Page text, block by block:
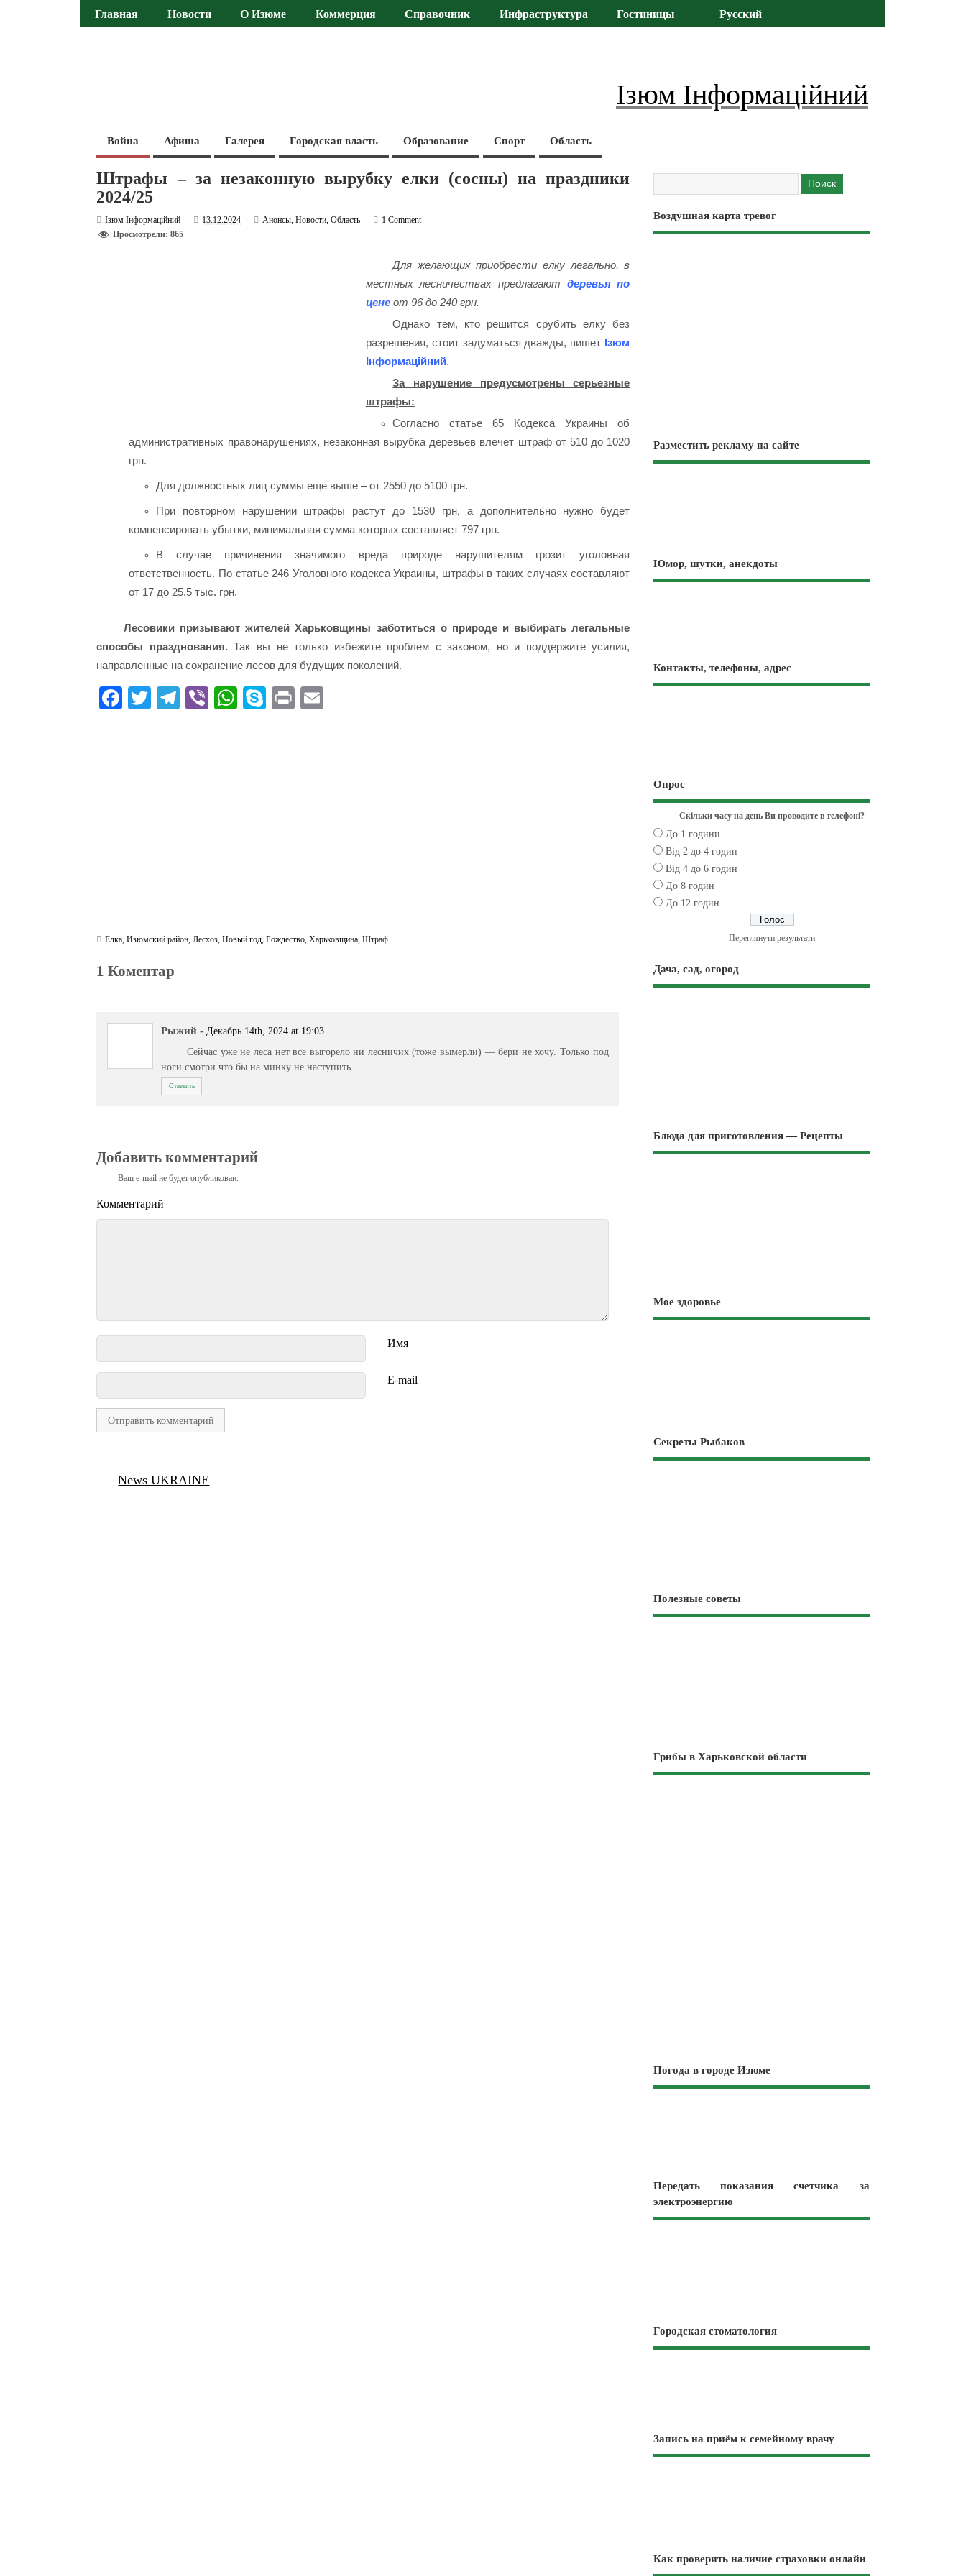
Главная Новости О Изюме Коммерция Справочник Инфраструктура Гостиницы Русский
Ізюм Інформаційний
Война Афиша Галерея Городская власть Образование Спорт Область
Штрафы – за незаконную вырубку елки (сосны) на праздники
2024/25
Ізюм Інформаційний 13.12.2024 Анонсы,Новости,Область
1 Comment
Просмотрели: 865
Для желающих приобрести елку легально, в
местных лесничествах предлагают деревья по
ценеот 96 до 240 грн.
Однако тем, кто решится срубить елку без
разрешения, стоит задуматься дважды, пишет Ізюм
Інформаційний.
За нарушение предусмотрены серьезные
штрафы:
Согласно статье 65 Кодекса Украины об
административных правонарушениях, незаконная вырубка деревьев влечет штраф от 510 до 1020
грн.
Для должностных лиц суммы еще выше – от 2550 до 5100 грн.
При повторном нарушении штрафы растут до 1530 грн, а дополнительно нужно будет
компенсировать убытки, минимальная сумма которых составляет 797 грн.
В случае причинения значимого вреда природе нарушителям грозит уголовная
ответственность. По статье 246 Уголовного кодекса Украины, штрафы в таких случаях составляют
от 17 до 25,5 тыс. грн.
Лесовики призывают жителей Харьковщины заботиться о природе и выбирать легальные
способы празднования.Так вы не только избежите проблем с законом, но и поддержите усилия,
направленные на сохранение лесов для будущих поколений.
Fa T
Te Vi
W
S
Pr
Елка ,Изюмский район ,Лесхоз ,Новый год ,Рождество ,Харьковщина ,Штраф
1 Коментар
Рыжий - Декабрь 14th, 2024 at 19:03
Сейчас уже не леса нет все выгорело ни лесничих (тоже вымерли) — бери не хочу. Только под
ноги смотри что бы на минку не наступить
Ответить
Добавить комментарий
Ваш e-mail не будет опубликован.
Комментарий
Имя
E-mail
News UKRAINE
Воздушная карта тревог
Разместить рекламу на сайте
Юмор, шутки, анекдоты
Контакты, телефоны, адрес
Опрос
Скільки часу на день Ви проводите в телефоні?
До 1 години
Від 2 до 4 годин
Від 4 до 6 годин
До 8 годин
До 12 годин
Переглянути результати
Дача, сад, огород
Блюда для приготовления — Рецепты
Мое здоровье
Секреты Рыбаков
Полезные советы
Грибы в Харьковской области
Погода в городе Изюме
Передать показания счетчика за
электроэнергию
Городская стоматология
Запись на приём к семейному врачу
Как проверить наличие страховки онлайн